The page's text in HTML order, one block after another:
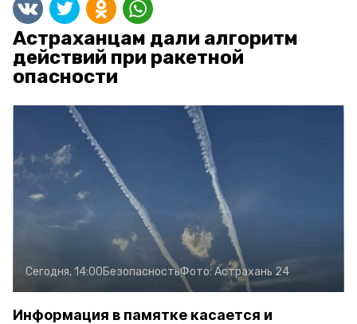
Астраханцам дали алгоритм
действий при ракетной
опасности
Сегодня, 14:00БезопасностьФото:Астрахань 24
Информация в памятке касается и